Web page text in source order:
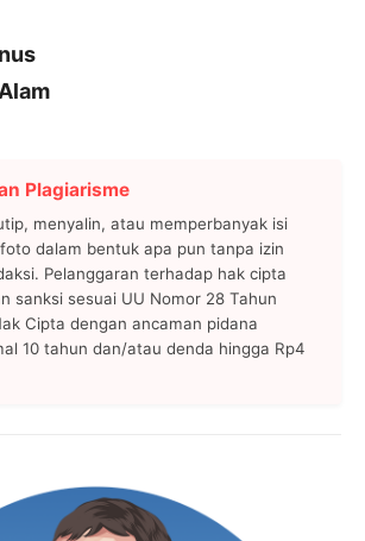
Plagiarisme
menyalin, atau memperbanyak isi
dalam bentuk apa pun tanpa izin
Pelanggaran terhadap hak cipta
sanksi sesuai UU Nomor 28 Tahun
Cipta dengan ancaman pidana
10 tahun dan/atau denda hingga Rp4